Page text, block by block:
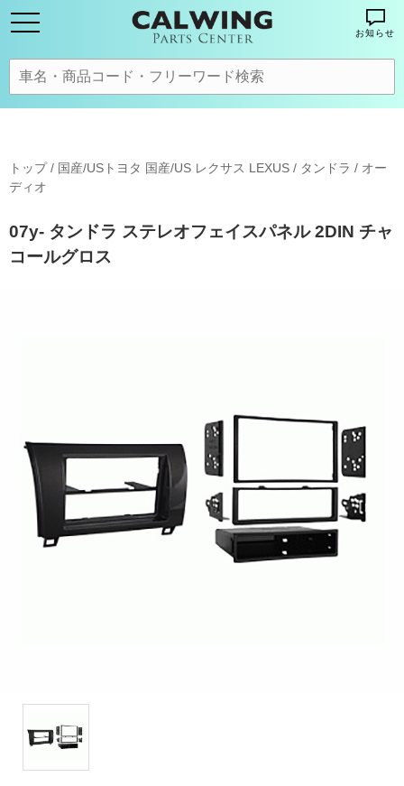
お知らせ
トップ/ 国産/USトヨタ 国産/US レクサス LEXUS / タンドラ / オー
ディオ
07y- タンドラ ステレオフェイスパネル 2DIN チャ
コールグロス